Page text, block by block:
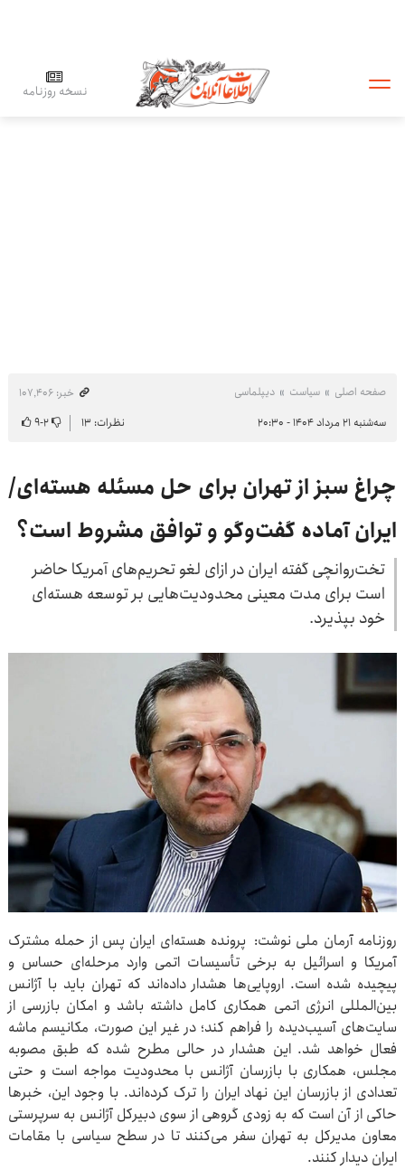
نسخه روزنامه
صفحه اصلی سیاست دیپلماسی
خبر: ۱۰۷٬۴۰۶
سه‌شنبه ۲۱ مرداد ۱۴۰۴ - ۲۰:۳۰
نظرات: ۱۳ ۲-۹
چراغ سبز از تهران برای حل مسئله هسته‌ای/
ایران آماده گفت‌وگو و توافق مشروط است؟
تخت‌روانچی گفته ایران در ازای لغو تحریم‌های آمریکا حاضر
است برای مدت معینی محدودیت‌هایی بر توسعه هسته‌ای
خود بپذیرد.
روزنامه آرمان ملی نوشت: پرونده هسته‌ای ایران پس از حمله مشترک
آمریکا و اسرائیل به برخی تأسیسات اتمی وارد مرحله‌ای حساس و
پیچیده شده است. اروپایی‌ها هشدار داده‌اند که تهران باید با آژانس
بین‌المللی انرژی اتمی همکاری کامل داشته باشد و امکان بازرسی از
سایت‌های آسیب‌دیده را فراهم کند؛ در غیر این صورت، مکانیسم ماشه
فعال خواهد شد. این هشدار در حالی مطرح شده که طبق مصوبه
مجلس، همکاری با بازرسان آژانس با محدودیت مواجه است و حتی
تعدادی از بازرسان این نهاد ایران را ترک کرده‌اند. با وجود این، خبرها
حاکی از آن است که به زودی گروهی از سوی دبیرکل آژانس به سرپرستی
معاون مدیرکل به تهران سفر می‌کنند تا در سطح سیاسی با مقامات
ایران دیدار کنند.